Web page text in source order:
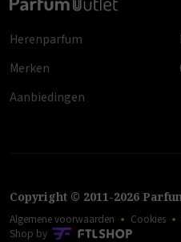
Herenparfum
Merken
Aanbiedingen
Copyright © 2011-2026
Algemene voorwaarden Cookies
Shop by